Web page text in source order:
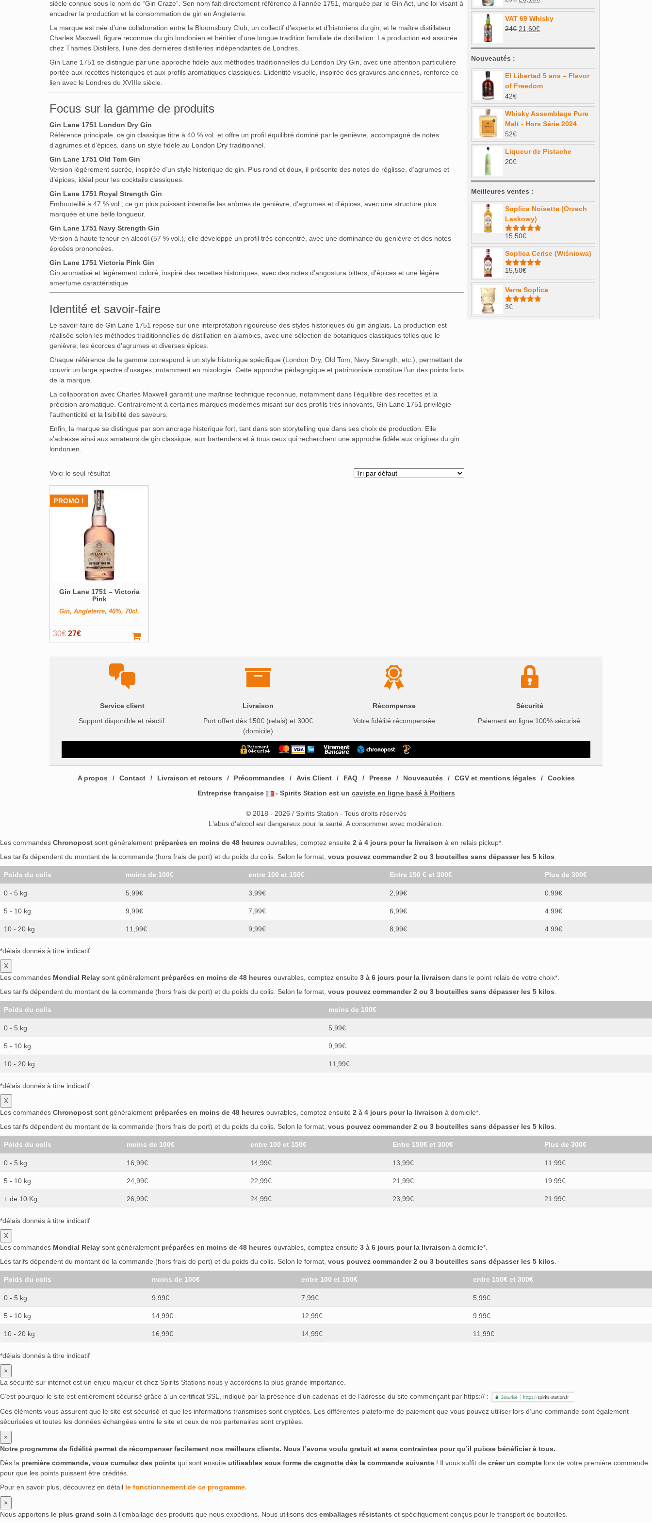
siècle connue sous le nom de “Gin Craze”. Son nom fait directement référence à l’année 1751, marquée par le Gin Act, une loi visant à
encadrer la production et la consommation de gin en Angleterre.
La marque est née d’une collaboration entre la Bloomsbury Club , un collectif d’experts et d’historiens du gin, et le maître distillateur
Charles Maxwell , figure reconnue du gin londonien et héritier d’une longue tradition familiale de distillation. La production est assurée
chez Thames Distillers , l’une des dernières distilleries indépendantes de Londres.
Gin Lane 1751 se distingue par une approche fidèle aux méthodes traditionnelles du London Dry Gin, avec une attention particulière
portée aux recettes historiques et aux profils aromatiques classiques. L’identité visuelle, inspirée des gravures anciennes, renforce ce
lien avec le Londres du XVIIIe siècle.
Focus sur la gamme de produits
Gin Lane 1751 London Dry Gin
Référence principale, ce gin classique titre à 40 % vol. et offre un profil équilibré dominé par le genièvre, accompagné de notes
d’agrumes et d’épices, dans un style fidèle au London Dry traditionnel.
Gin Lane 1751 Old Tom Gin
Version légèrement sucrée, inspirée d’un style historique de gin. Plus rond et doux, il présente des notes de réglisse, d’agrumes et
d’épices, idéal pour les cocktails classiques.
Gin Lane 1751 Royal Strength Gin
Embouteillé à 47 % vol., ce gin plus puissant intensifie les arômes de genièvre, d’agrumes et d’épices, avec une structure plus
marquée et une belle longueur.
Gin Lane 1751 Navy Strength Gin
Version à haute teneur en alcool (57 % vol.), elle développe un profil très concentré, avec une dominance du genièvre et des notes
épicées prononcées.
Gin Lane 1751 Victoria Pink Gin
Gin aromatisé et légèrement coloré, inspiré des recettes historiques, avec des notes d’angostura bitters, d’épices et une légère
amertume caractéristique.
Identité et savoir-faire
Le savoir-faire de Gin Lane 1751 repose sur une interprétation rigoureuse des styles historiques du gin anglais. La production est
réalisée selon les méthodes traditionnelles de distillation en alambics, avec une sélection de botaniques classiques telles que le
genièvre, les écorces d’agrumes et diverses épices.
Chaque référence de la gamme correspond à un style historique spécifique (London Dry, Old Tom, Navy Strength, etc.), permettant de
couvrir un large spectre d’usages, notamment en mixologie. Cette approche pédagogique et patrimoniale constitue l’un des points forts
de la marque.
La collaboration avec Charles Maxwell garantit une maîtrise technique reconnue, notamment dans l’équilibre des recettes et la
précision aromatique. Contrairement à certaines marques modernes misant sur des profils très innovants, Gin Lane 1751 privilégie
l’authenticité et la lisibilité des saveurs.
Enfin, la marque se distingue par son ancrage historique fort, tant dans son storytelling que dans ses choix de production. Elle
s’adresse ainsi aux amateurs de gin classique, aux bartenders et à tous ceux qui recherchent une approche fidèle aux origines du gin
londonien.
Voici le seul résultat
PROMO !
Gin Lane 1751 – Victoria
Pink
Gin, Angleterre, 40%, 70cl.
30€ Le
prix
initial
27€Le
prix
actuel
sur 5
prix
initial
était :
prix
actuel
est :
VAT 69 Whisky
24€ Le
initial
24€.
21,60€Le
actuel
21,60€.
Nouveautés :
El Libertad 5 ans – Flavor
of Freedom
42€
Whisky Assemblage Pure
Malt - Hors Série 2024
52€
Liqueur de Pistache
20€
Meilleures ventes :
Soplica Noisette (Orzech
Laskowy)
Note4.98
sur 5
15,50€
Soplica Cerise (Wiśniowa)
Note5.00
sur 5
15,50€
Verre Soplica
Note
sur 5
3€
Service client
Support disponible et réactif.
Livraison
Port offert dès 150€ (relais) et 300€
(domicile)
Récompense
Votre fidélité récompensée
Sécurité
Paiement en ligne 100% sécurisé.
A propos Contact Livraison et retours Précommandes Avis Client FAQ Presse Nouveautés CGV et mentions légales
Cookies
Entreprise française
- Spirits Station est un caviste en ligne basé à Poitiers
© 2018 - 2026 / Spirits Station - Tous droits réservés
L'abus d'alcool est dangereux pour la santé. A consommer avec modération.
Les commandes Chronopost sont généralement préparées en moins de 48 heures ouvrables, comptez ensuite 2 à 4 jours pour la livraison à en relais pickup*.
Les tarifs dépendent du montant de la commande (hors frais de port) et du poids du colis. Selon le format, vous pouvez commander 2 ou 3 bouteilles sans dépasser les 5 kilos.
Poids du colis moins de 100€ entre 100 et 150€ Entre 150 € et 300€ Plus de 300€
0 - 5 kg 5,99€ 3,99€ 2,99€ 0.99€
5 - 10 kg 9,99€ 7,99€ 6,99€ 4.99€
10 - 20 kg 11,99€ 9,99€ 8,99€ 4.99€
*délais donnés à titre indicatif
X
Les commandes Mondial Relay sont généralement préparées en moins de 48 heures ouvrables, comptez ensuite 3 à 6 jours pour la livraison dans le point relais de votre choix*.
Les tarifs dépendent du montant de la commande (hors frais de port) et du poids du colis. Selon le format, vous pouvez commander 2 ou 3 bouteilles sans dépasser les 5 kilos.
Poids du colis moins de 100€
0 - 5 kg 5,99€
5 - 10 kg 9,99€
10 - 20 kg 11,99€
*délais donnés à titre indicatif
X
Les commandes Chronopost sont généralement préparées en moins de 48 heures ouvrables, comptez ensuite 2 à 4 jours pour la livraison à domicile*.
Les tarifs dépendent du montant de la commande (hors frais de port) et du poids du colis. Selon le format, vous pouvez commander 2 ou 3 bouteilles sans dépasser les 5 kilos.
Poids du colis moins de 100€ entre 100 et 150€ Entre 150€ et 300€ Plus de 300€
0 - 5 kg 16,99€ 14,99€ 13,99€ 11.99€
5 - 10 kg 24,99€ 22,99€ 21,99€ 19.99€
+ de 10 Kg 26,99€ 24,99€ 23,99€ 21.99€
*délais donnés à titre indicatif
X
Les commandes Mondial Relay sont généralement préparées en moins de 48 heures ouvrables, comptez ensuite 3 à 6 jours pour la livraison à domicile*.
Les tarifs dépendent du montant de la commande (hors frais de port) et du poids du colis. Selon le format, vous pouvez commander 2 ou 3 bouteilles sans dépasser les 5 kilos.
Poids du colis moins de 100€ entre 100 et 150€ entre 150€ et 300€
0 - 5 kg 9,99€ 7,99€ 5,99€
5 - 10 kg 14,99€ 12,99€ 9,99€
10 - 20 kg 16,99€ 14,99€ 11,99€
*délais donnés à titre indicatif
×
La sécurité sur internet est un enjeu majeur et chez Spirits Stations nous y accordons la plus grande importance.
C’est pourquoi le site est entièrement sécurisé grâce à un certificat SSL, indiqué par la présence d’un cadenas et de l’adresse du site commençant par https:// :
Ces éléments vous assurent que le site est sécurisé et que les informations transmises sont cryptées. Les différentes plateforme de paiement que vous pouvez utiliser lors d’une commande sont également
sécurisées et toutes les données échangées entre le site et ceux de nos partenaires sont cryptées.
×
Notre programme de fidélité permet de récompenser facilement nos meilleurs clients. Nous l’avons voulu gratuit et sans contraintes pour qu’il puisse bénéficier à tous.
Dès la première commande, vous cumulez des points qui sont ensuite utilisables sous forme de cagnotte dès la commande suivante ! Il vous suffit de créer un compte lors de votre première commande
pour que les points puissent être crédités.
Pour en savoir plus, découvrez en détail le fonctionnement de ce programme.
×
Nous apportons le plus grand soin à l’emballage des produits que nous expédions. Nous utilisons des emballages résistants et spécifiquement conçus pour le transport de bouteilles.